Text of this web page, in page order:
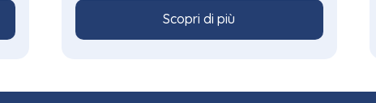
Scopri di più